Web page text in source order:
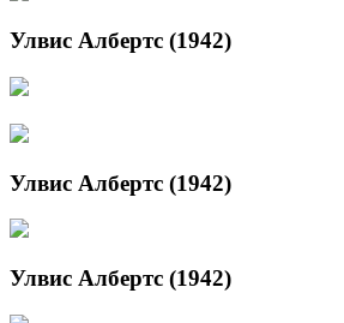
Улвис Албертс (1942)
Улвис Албертс (1942)
Улвис Албертс (1942)